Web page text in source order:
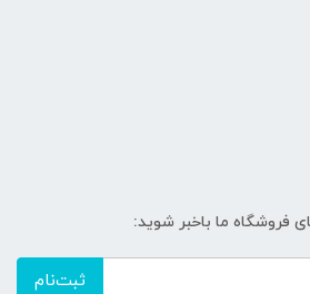
فروشگاه ما باخبر شوید:
ثبت‌نام